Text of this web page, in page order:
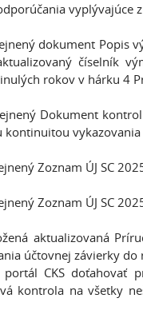
vyplývajúce
dokument Popis
číselník
rokov v hárku 4
Dokument
kontinuitou
Zoznam ÚJ SC
Zoznam ÚJ SC
aktualizovaná
účtovnej závierky do
CKS doťahovať
kontrola na všetky